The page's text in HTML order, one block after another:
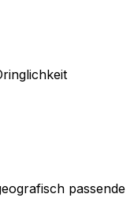
passende